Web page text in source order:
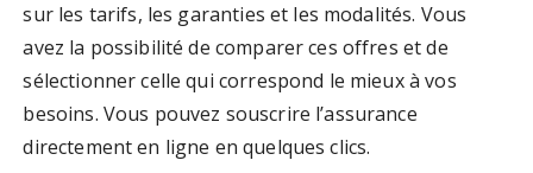
sur les tarifs, les garanties et les modalités. Vous
avez la possibilité de comparer ces offres et de
sélectionner celle qui correspond le mieux à vos
besoins. Vous pouvez souscrire l’assurance
directement en ligne en quelques clics.